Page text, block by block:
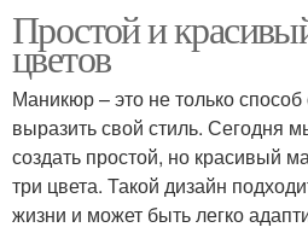
Простой и
цветов
Маникюр – это не только
выразить свой стиль. Сегодня
создать простой, но красивый
три цвета. Такой дизайн
жизни и может быть легко